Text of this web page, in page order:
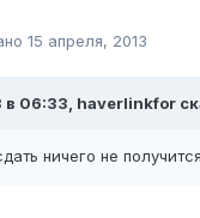
15 апреля, 2013
в 06:33, haverlinkfor
ничего не